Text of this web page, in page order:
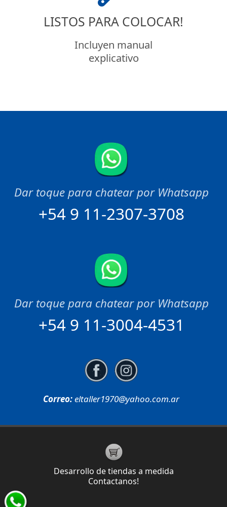
LISTOS PARA COLOCAR!
Incluyen manual
explicativo
+54 9 11-2307-3708
+54 9 11-3004-4531
Correo:eltaller1970@yahoo.com.ar
Desarrollo de tiendas a medida
Contactanos!